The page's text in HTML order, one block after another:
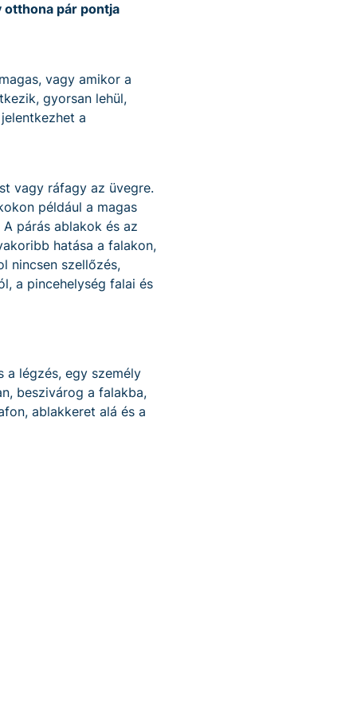
otthona pár pontja
vagy amikor a
gyorsan lehül,
a
vagy ráfagy az üvegre.
például a magas
párás ablakok és az
hatása a falakon,
nincsen szellőzés,
a pincehelység falai és
a légzés, egy személy
beszivárog a falakba,
ablakkeret alá és a